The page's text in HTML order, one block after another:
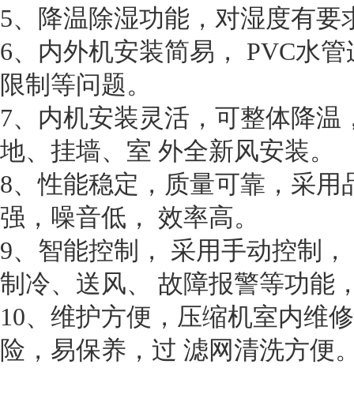
5、降温除湿功能，对湿度有
6、内外机安装简易， PVC水
限制等问题。
7、内机安装灵活，可整体降
地、挂墙、室 外全新风安装。
8、性能稳定，质量可靠，采
强，噪音低， 效率高。
9、智能控制， 采用手动控制
制冷、送风、 故障报警等功能
10、维护方便，压缩机室内维
险，易保养，过 滤网清洗方便